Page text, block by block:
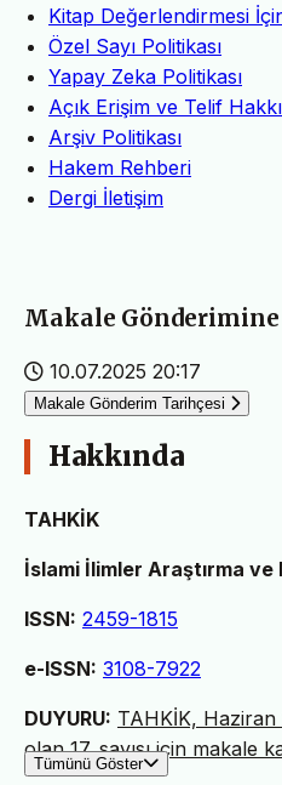
Kitap Değerlendirmesi
Özel Sayı Politikası
Yapay Zeka Politikası
Açık Erişim ve Telif
Arşiv Politikası
Hakem Rehberi
Dergi İletişim
Makale Gönderimine
10.07.2025 20:17
Makale Gönderim Tarihçesi
Hakkında
TAHKİK
İslami İlimler Araştırma ve
ISSN: 2459-1815
e-ISSN: 3108-7922
DUYURU: TAHKİK, Haziran
olan 17. sayısı için makale
Tümünü Göster